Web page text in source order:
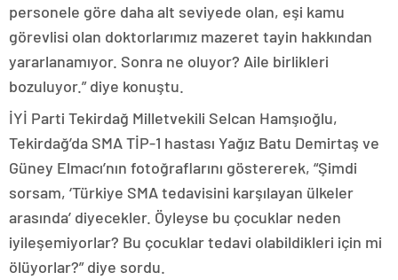
personele göre daha alt seviyede olan, eşi kamu
görevlisi olan doktorlarımız mazeret tayin hakkından
yararlanamıyor. Sonra ne oluyor? Aile birlikleri
bozuluyor.” diye konuştu.
İYİ Parti Tekirdağ Milletvekili Selcan Hamşıoğlu,
Tekirdağ’da SMA TİP-1 hastası Yağız Batu Demirtaş ve
Güney Elmacı’nın fotoğraflarını göstererek, “Şimdi
sorsam, ‘Türkiye SMA tedavisini karşılayan ülkeler
arasında’ diyecekler. Öyleyse bu çocuklar neden
iyileşemiyorlar? Bu çocuklar tedavi olabildikleri için mi
ölüyorlar?” diye sordu.